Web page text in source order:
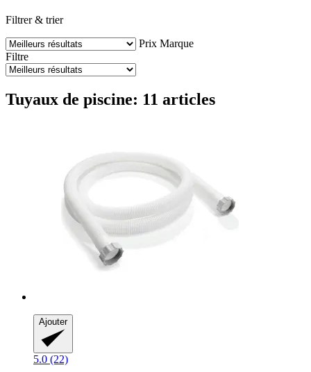
Filtrer & trier
Prix Marque
Filtre
Tuyaux de piscine: 11 articles
Ajouter
5.0 (22)